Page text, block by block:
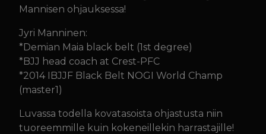
Mannisen ohjauksessa!
Jyri Manninen:
*Demian Maia black belt (1st degree)
*BJJ head coach at Crest-PFC
*2014 IBJJF Black Belt NOGI World Champ
(master1)
Luvassa todella kovatasoista ohjastusta niin
tuoreemmille kuin kokeneillekin harrastajille!